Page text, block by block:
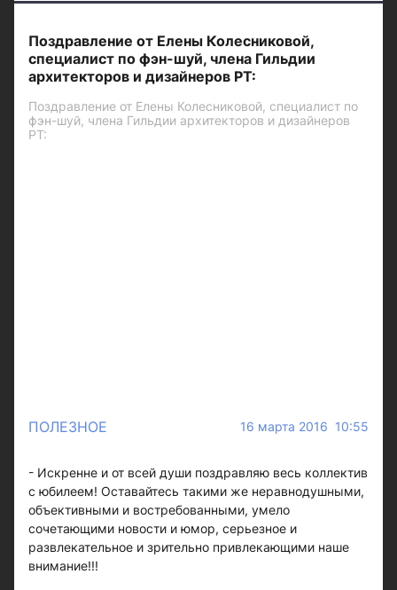
Поздравление от Елены Колесниковой,
специалист по фэн-шуй, члена Гильдии
архитекторов и дизайнеров РТ:
Поздравление от Елены Колесниковой, специалист по
фэн-шуй, члена Гильдии архитекторов и дизайнеров
РТ:
ПОЛЕЗНОЕ 16 марта 2016 10:55
- Искренне и от всей души поздравляю весь коллектив
с юбилеем! Оставайтесь такими же неравнодушными,
объективными и востребованными, умело
сочетающими новости и юмор, серьезное и
развлекательное и зрительно привлекающими наше
внимание!!!